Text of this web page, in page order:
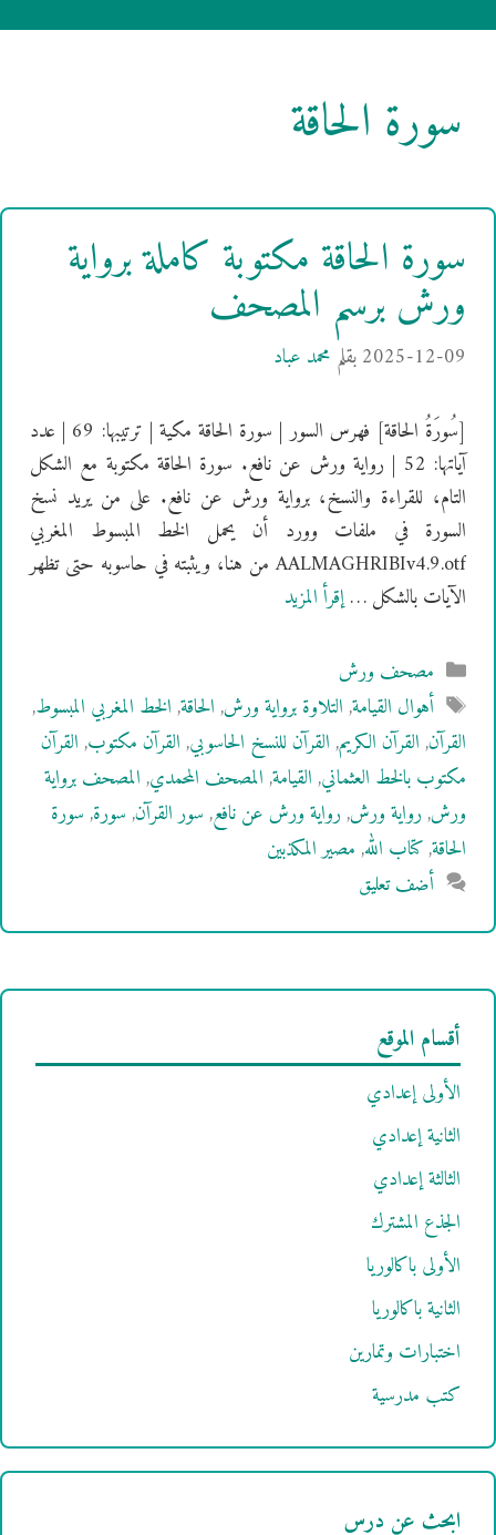
سورة الحاقة
سورة الحاقة مكتوبة كاملة برواية
ورش برسم المصحف
2025-12-09بقلم محمد عباد
[سُورَةُ الحاقة] فهرس السور | سورة الحاقة مكية | ترتيبها: 69 | عدد
آياتها: 52 | رواية ورش عن نافع. سورة الحاقة مكتوبة مع الشكل
التام، للقراءة والنسخ، برواية ورش عن نافع. على من يريد نسخ
السورة في ملفات وورد أن يحمل الخط المبسوط المغربي
AALMAGHRIBIv4.9.otf من هنا، ويثبته في حاسوبه حتى تظهر
الآيات بالشكل …إقرأ المزيد
التصنيفات
مصحف ورش
الوسوم
أهوال القيامة,التلاوة برواية ورش,الحاقة,الخط المغربي المبسوط,
القرآن,القرآن الكريم,القرآن للنسخ الحاسوبي,القرآن مكتوب,القرآن
مكتوب بالخط العثماني,القيامة,المصحف المحمدي,المصحف برواية
ورش,رواية ورش,رواية ورش عن نافع,سور القرآن,سورة,سورة
الحاقة,كتاب الله,مصير المكذبين
أضف تعليق
أقسام الموقع
الأولى إعدادي
الثانية إعدادي
الثالثة إعدادي
الجذع المشترك
الأولى باكالوريا
الثانية باكالوريا
اختبارات وتمارين
كتب مدرسية
ابحث عن درس